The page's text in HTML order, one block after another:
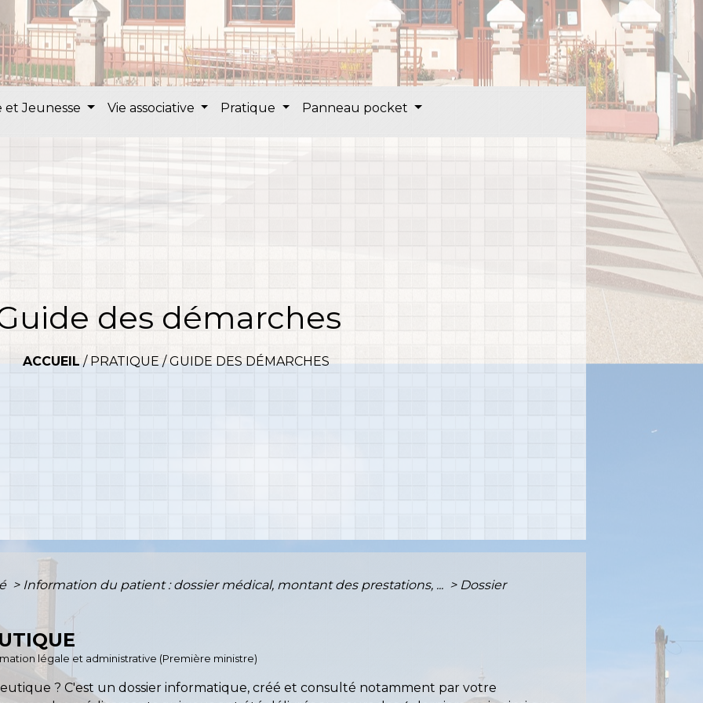
et Jeunesse Vie associative Pratique Panneau pocket
des démarches
ACCUEIL / PRATIQUE/GUIDE DES DÉMARCHES
> Information du patient : dossier médical, montant des prestations, ... > Dossier
légale et administrative (Première ministre)
? C'est un dossier informatique, créé et consulté notamment par votre